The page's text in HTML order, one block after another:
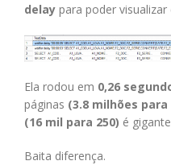
delay para poder visualizar
Ela rodou em 0,26
páginas (3.8 milhões para
(16 mil para 250) é
Baita diferença.